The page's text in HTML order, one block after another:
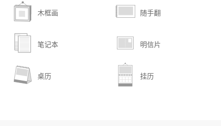
木框画 随手翻
笔记本 明信片
桌历 挂历